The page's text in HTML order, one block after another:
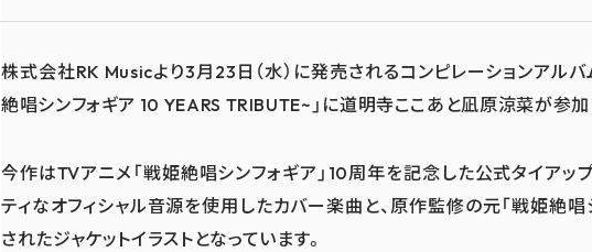
株式会社RK Musicより3月23日（水）に発売されるコンピレーションアル
絶唱シンフォギア 10 YEARS TRIBUTE~」に道明寺ここあと凪原涼菜が参加
今作はTVアニメ「戦姫絶唱シンフォギア」10周年を記念した公式タイアッ
ティなオフィシャル音源を使用したカバー楽曲と、原作監修の元「戦姫絶唱
されたジャケットイラストとなっています。